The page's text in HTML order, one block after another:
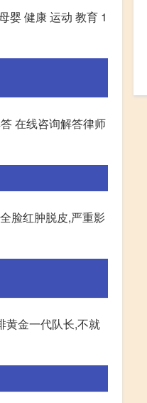
婴 健康 运动 教育 1
在线咨询解答律师
脸红肿脱皮,严重影
黄金一代队长,不就